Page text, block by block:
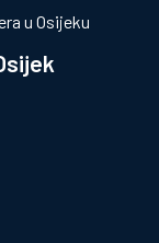
u Osijeku